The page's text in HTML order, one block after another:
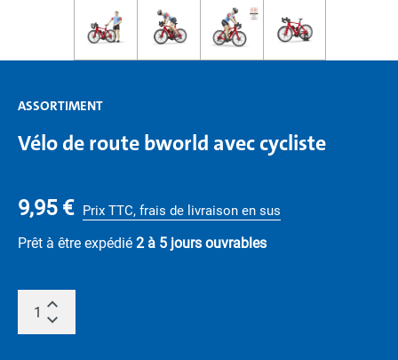
ASSORTIMENT
Vélo de route bworld avec cycliste
9,95 € Prix TTC, frais de livraison en sus
Prêt à être expédié 2 à 5 jours ouvrables